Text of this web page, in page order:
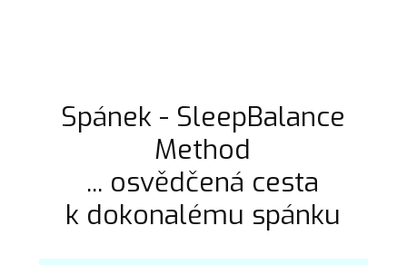
Spánek - SleepBalance
Method
... osvědčená cesta
k dokonalému spánku